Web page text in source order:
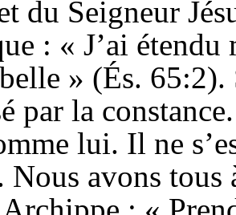
du Seigneur
: « J’ai
» (És.
par la
lui. Il ne
Nous avons